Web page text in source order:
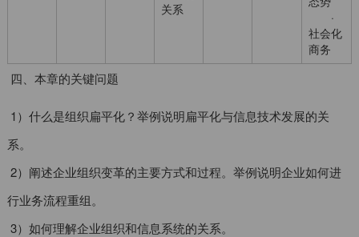
关系
·
社会化
商务
四、本章的关键问题
1）什么是组织扁平化？举例说明扁平化与信息技术发展的关
系。
2）阐述企业组织变革的主要方式和过程。举例说明企业如何进
行业务流程重组。
3）如何理解企业组织和信息系统的关系。